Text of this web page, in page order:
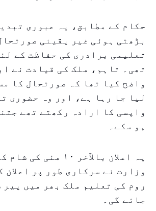
حکام کے مطابق، یہ عبوری
بڑھتی ہوئی غیر یقینی
تعلیمی برادری کی حفاظت کے
تھی۔ تاہم، ملک کی قیادت نے
واضح کیا تھا کہ صورتحال کا
لیا جا رہا ہے، اور وہ حضوری
واپسی کا ارادہ رکھتے تھے
ہو سکے۔
یہ اعلان بالآخر ۱۰
وزارت نے سرکاری طور پر اعلان
روم کی تعلیم ملک بھر میں پیر
جائے گی۔